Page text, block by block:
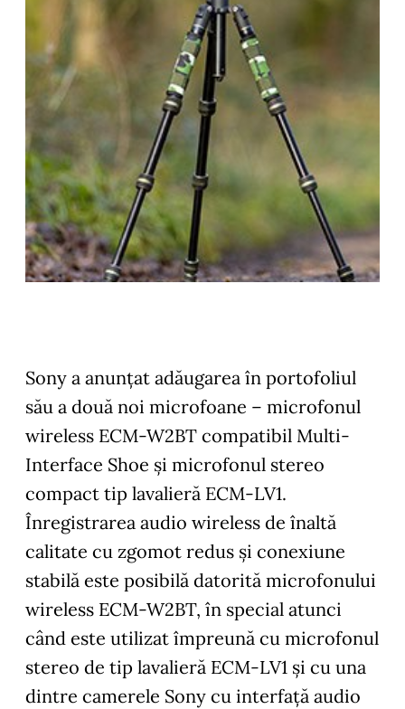
Sony a anunțat adăugarea în portofoliul
său a două noi microfoane – microfonul
wireless ECM-W2BT compatibil Multi-
Interface Shoe și microfonul stereo
compact tip lavalieră ECM-LV1.
Înregistrarea audio wireless de înaltă
calitate cu zgomot redus și conexiune
stabilă este posibilă datorită microfonului
wireless ECM-W2BT, în special atunci
când este utilizat împreună cu microfonul
stereo de tip lavalieră ECM-LV1 și cu una
dintre camerele Sony cu interfață audio